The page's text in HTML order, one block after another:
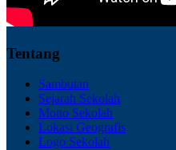
Tentang
Sambutan
Sejarah Sekolah
Motto Sekolah
Lokasi Geografis
Logo Sekolah